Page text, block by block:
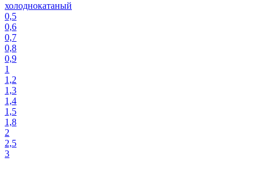
холоднокатаный
0,5
0,6
0,7
0,8
0,9
1
1,2
1,3
1,4
1,5
1,8
2
2,5
3